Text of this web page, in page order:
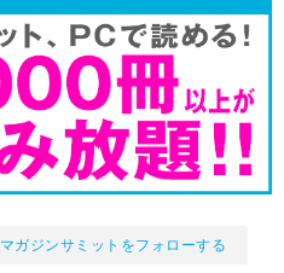
マガジンサミットをフォローする